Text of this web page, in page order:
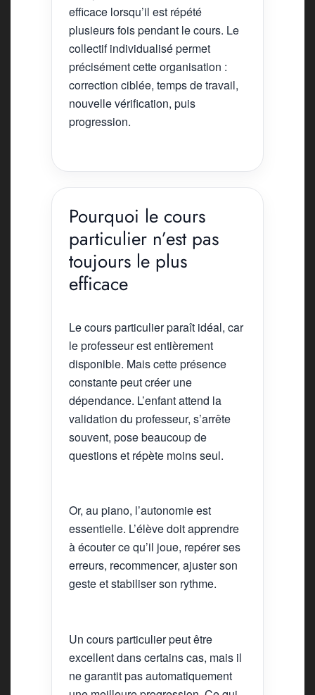
efficace lorsqu’il est répété
plusieurs fois pendant le cours. Le
collectif individualisé permet
précisément cette organisation :
correction ciblée, temps de travail,
nouvelle vérification, puis
progression.
Pourquoi le cours
particulier n’est pas
toujours le plus
efficace
Le cours particulier paraît idéal, car
le professeur est entièrement
disponible. Mais cette présence
constante peut créer une
dépendance. L’enfant attend la
validation du professeur, s’arrête
souvent, pose beaucoup de
questions et répète moins seul.
Or, au piano, l’autonomie est
essentielle. L’élève doit apprendre
à écouter ce qu’il joue, repérer ses
erreurs, recommencer, ajuster son
geste et stabiliser son rythme.
Un cours particulier peut être
excellent dans certains cas, mais il
ne garantit pas automatiquement